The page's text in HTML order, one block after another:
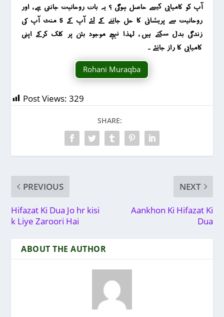
آپ کو کامیابی کیسے حاصل ہوگی ؟ یہ بات روحانیت جانتی ہے ، اور
روحانیت سے پریشانی کا حل جاننے کے لئے آپ کے 5 منٹ آپ کی
زندگی بدل سکتے ہیں ، لہذا نیچے موجود بٹن پر کلک کرکے اپنی
کامیابی کا راز جانئے ۔
Rohani Muraqba
Post Views: 329
SHARE:
PREVIOUS
Hifazat Ki Dua Jo hr kisi
k Liye Zaroori Hai
NEXT
Aankhon Ki Hifazat Ki
Dua
ABOUT THE AUTHOR